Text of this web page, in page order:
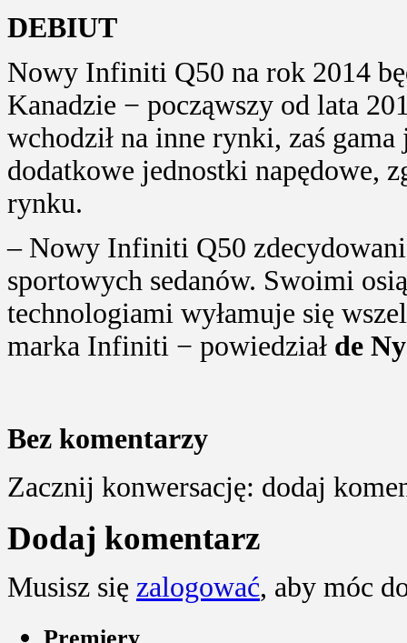
DEBIUT
Nowy Infiniti Q50 na rok 2014
Kanadzie − począwszy od lata
wchodził na inne rynki, zaś
dodatkowe jednostki napędowe,
rynku.
– Nowy Infiniti Q50
sportowych sedanów. Swoimi
technologiami wyłamuje się
marka Infiniti − powiedział de
Bez komentarzy
Zacznij konwersację: dodaj
Dodaj komentarz
Musisz się zalogować, aby móc